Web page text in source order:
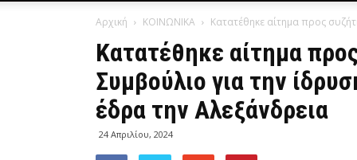
Αρχική ΚΟΙΝΩΝΙΚΑ Κατατέθηκε αίτημα προς
Κατατέθηκε αίτημα
Συμβούλιο για την
έδρα την Αλεξάνδρεια
24 Απριλίου, 2024